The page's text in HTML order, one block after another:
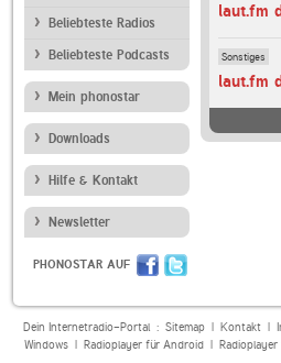
Beliebteste Radios
Beliebteste Podcasts
Mein phonostar
Downloads
Hilfe & Kontakt
Newsletter
PHONOSTAR AUF
laut.fm
Sonstiges
laut.fm
Dein Internetradio-Portal : Sitemap| Kontakt|
Windows| Radioplayer für Android|